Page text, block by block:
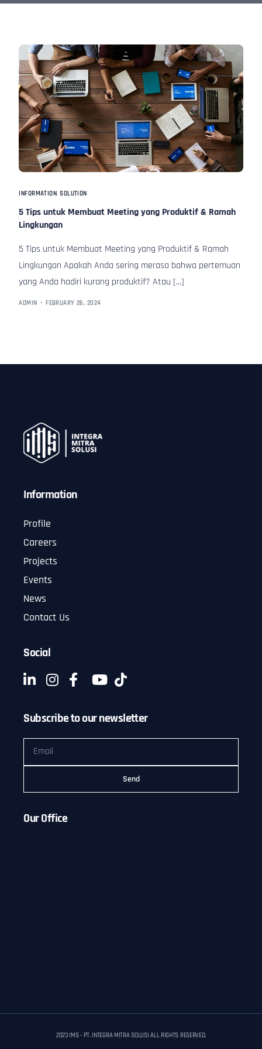
INFORMATION,SOLUTION
5 Tips untuk Membuat Meeting yang Produktif & Ramah
Lingkungan
5 Tips untuk Membuat Meeting yang Produktif & Ramah
Lingkungan Apakah Anda sering merasa bahwa pertemuan
yang Anda hadiri kurang produktif? Atau […]
ADMIN FEBRUARY 26, 2024
Information
Profile
Careers
Projects
Events
News
Contact Us
Social
Subscribe to our newsletter
Send
Our Office
2023 IMS - PT. INTEGRA MITRA SOLUSI ALL RIGHTS RESERVED.